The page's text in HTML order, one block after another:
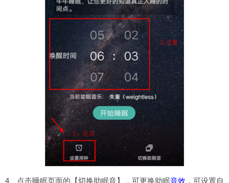
4、点击睡眠页面的【切换助眠音】，可更换助眠音效 ，可设置自